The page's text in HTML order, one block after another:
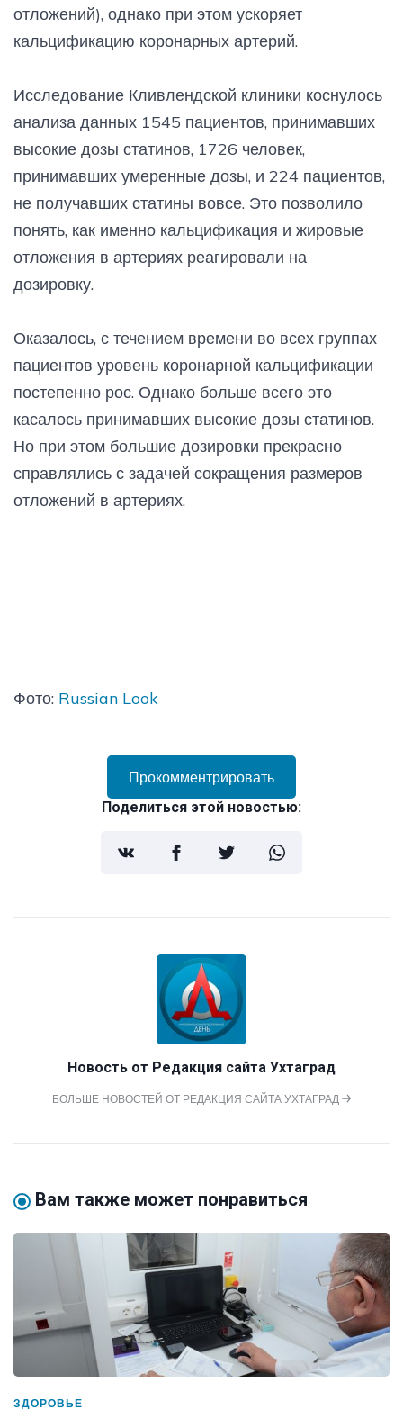
отложений), однако при этом ускоряет
кальцификацию коронарных артерий.
Исследование Кливлендской клиники коснулось
анализа данных 1545 пациентов, принимавших
высокие дозы статинов, 1726 человек,
принимавших умеренные дозы, и 224 пациентов,
не получавших статины вовсе. Это позволило
понять, как именно кальцификация и жировые
отложения в артериях реагировали на
дозировку.
Оказалось, с течением времени во всех группах
пациентов уровень коронарной кальцификации
постепенно рос. Однако больше всего это
касалось принимавших высокие дозы статинов.
Но при этом большие дозировки прекрасно
справлялись с задачей сокращения размеров
отложений в артериях.
Фото: Russian Look
Прокомментрировать
Поделиться этой новостью:
Новость от Редакция сайта Ухтаград
БОЛЬШЕ НОВОСТЕЙ ОТ РЕДАКЦИЯ САЙТА УХТАГРАД
Вам также может понравиться
ЗДОРОВЬЕ